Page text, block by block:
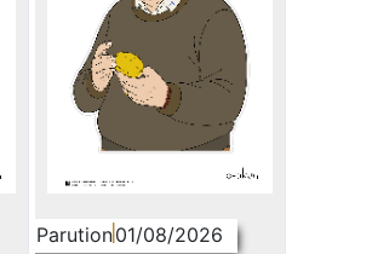
Parution01/08/2026